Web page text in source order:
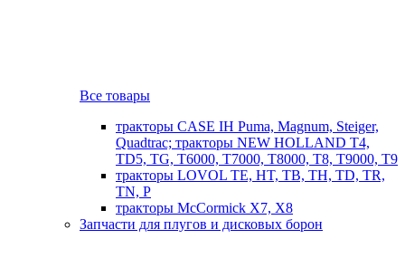
Все товары
тракторы CASE IH Puma, Magnum, Steiger,
Quadtrac; тракторы NEW HOLLAND T4,
TD5, TG, T6000, T7000, T8000, T8, T9000, T9
тракторы LOVOL TE, HT, TB, TH, TD, TR,
TN, P
тракторы McCormick X7, X8
Запчасти для плугов и дисковых борон